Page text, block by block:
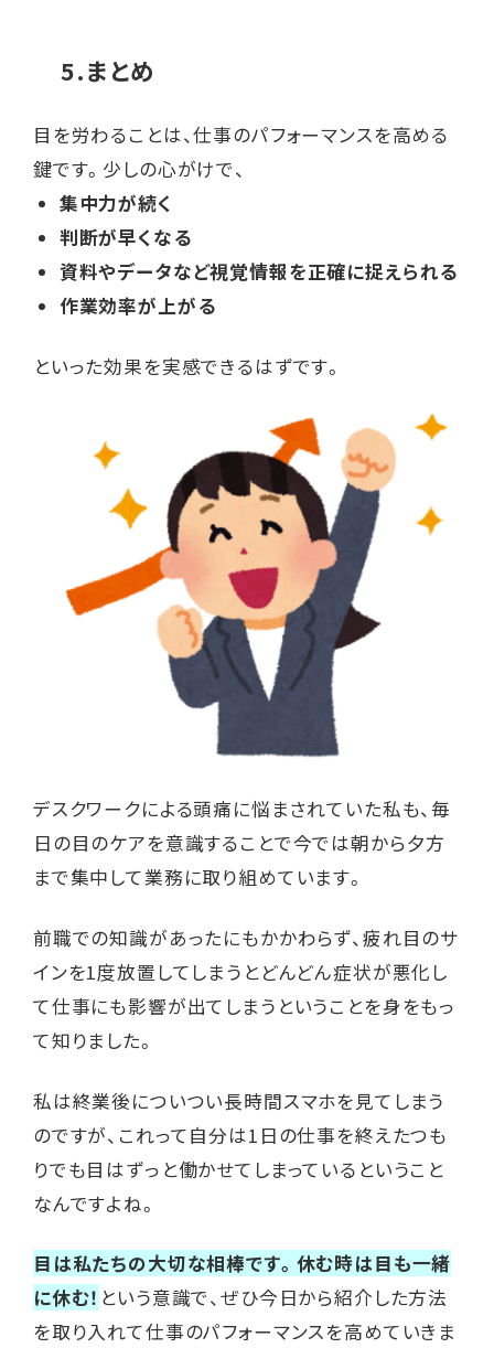
5.まとめ
目を労わることは、仕事のパフォーマンスを高める
鍵です。少しの心がけで、
集中力が続く
判断が早くなる
資料やデータなど視覚情報を正確に捉えられる
作業効率が上がる
といった効果を実感できるはずです。
デスクワークによる頭痛に悩まされていた私も、毎
日の目のケアを意識することで今では朝から夕方
まで集中して業務に取り組めています。
前職での知識があったにもかかわらず、疲れ目のサ
インを1度放置してしまうとどんどん症状が悪化し
て仕事にも影響が出てしまうということを身をもっ
て知りました。
私は終業後についつい長時間スマホを見てしまう
のですが、これって自分は1日の仕事を終えたつも
りでも目はずっと働かせてしまっているということ
なんですよね。
目は私たちの大切な相棒です。休む時は目も一緒
に休む！ という意識で、ぜひ今日から紹介した方法
を取り入れて仕事のパフォーマンスを高めていきま